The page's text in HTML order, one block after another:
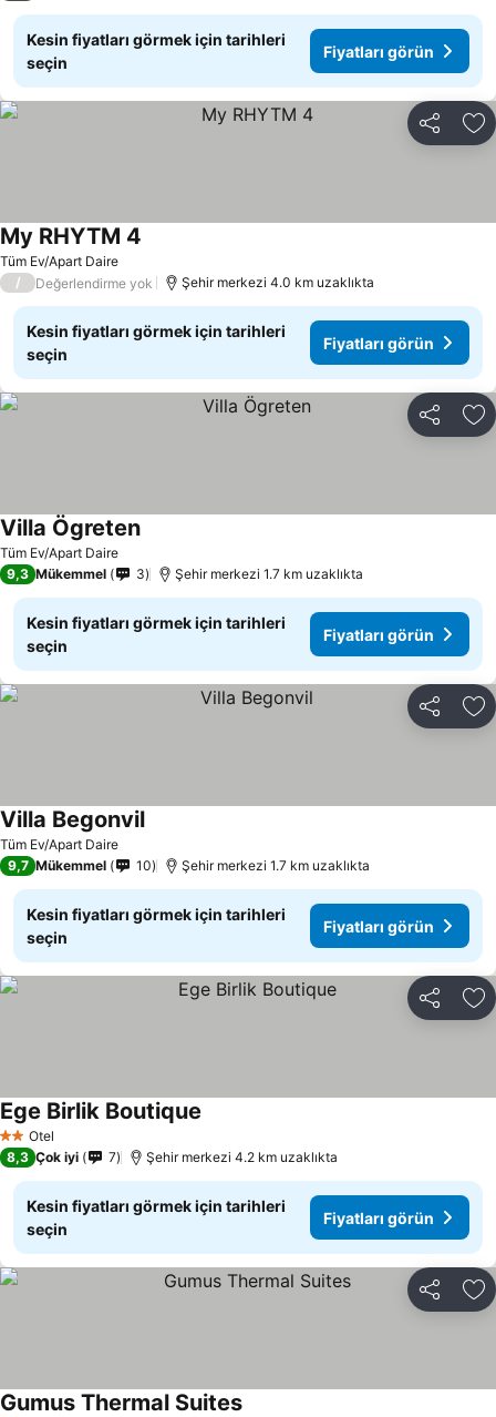
Kesin fiyatları görmek için tarihleri
seçin
Fiyatları görün
Paylaş
Tüm Ev/Apart Daire
My RHYTM 4
/ Değerlendirme yok Şehir merkezi 4.0 km uzaklıkta
Kesin fiyatları görmek için tarihleri
seçin
Fiyatları görün
Paylaş
Tüm Ev/Apart Daire
Villa Ögreten
9,3 Mükemmel 3 Şehir merkezi 1.7 km uzaklıkta
Kesin fiyatları görmek için tarihleri
seçin
Fiyatları görün
Paylaş
Tüm Ev/Apart Daire
Villa Begonvil
9,7 Mükemmel 10 Şehir merkezi 1.7 km uzaklıkta
Kesin fiyatları görmek için tarihleri
seçin
Fiyatları görün
Paylaş
2 Yıldız
Otel
Ege Birlik Boutique
8,3 Çok iyi 7 Şehir merkezi 4.2 km uzaklıkta
Kesin fiyatları görmek için tarihleri
seçin
Fiyatları görün
Paylaş
Gumus Thermal Suites